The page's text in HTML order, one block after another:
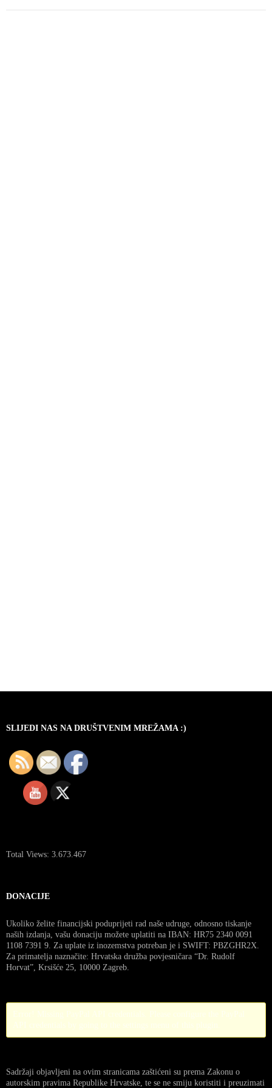
SLIJEDI NAS NA DRUŠTVENIM MREŽAMA :)
Total Views: 3.673.467
DONACIJE
Ukoliko želite financijski poduprijeti rad naše udruge, odnosno tiskanje
naših izdanja, vašu donaciju možete uplatiti na IBAN: HR75 2340 0091
1108 7391 9. Za uplate iz inozemstva potreban je i SWIFT: PBZGHR2X.
Za primatelja naznačite: Hrvatska družba povjesničara “Dr. Rudolf
Horvat”, Krsišće 25, 10000 Zagreb.
Sadržaji objavljeni na ovim stranicama zaštićeni su prema Zakonu o
autorskim pravima Republike Hrvatske, te se ne smiju koristiti i preuzimati